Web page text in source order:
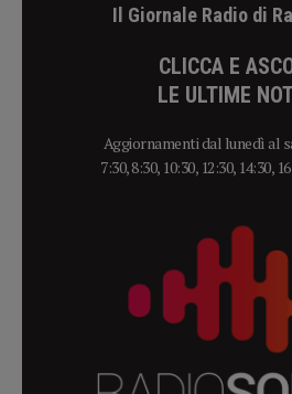
Il Giornale Radio di
CLICCA E
LE ULTIME
Aggiornamenti dal lunedì al
7:30, 8:30, 10:30, 12:30, 14:30,